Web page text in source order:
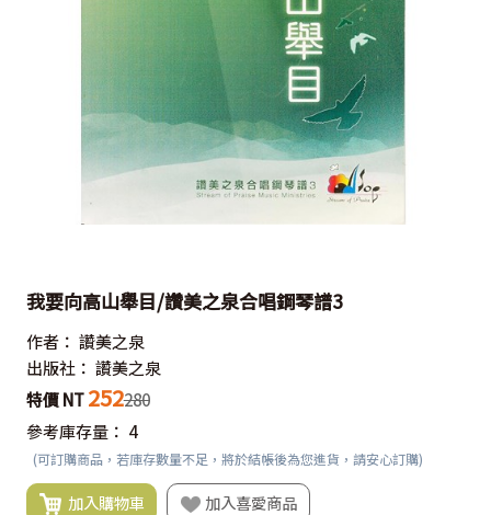
我要向高山舉目/讚美之泉合唱鋼琴譜3
作者： 讚美之泉
出版社： 讚美之泉
特價 NT 252280
參考庫存量： 4
(可訂購商品，若庫存數量不足，將於結帳後為您進貨，請安心訂購)
加入購物車 加入喜愛商品